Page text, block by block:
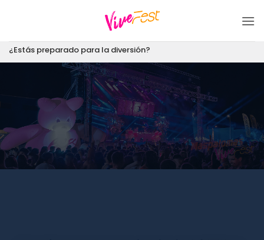
¿Estás preparado para la diversión?